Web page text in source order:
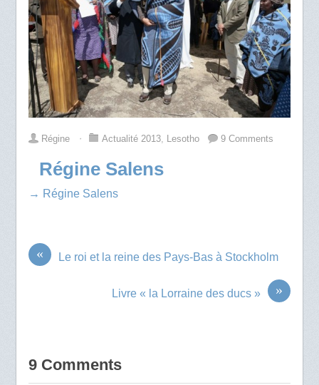
Régine ⋅ Actualité 2013, Lesotho 9 Comments
Régine Salens
→ Régine Salens
« Le roi et la reine des Pays-Bas à Stockholm
»
Livre « la Lorraine des ducs »
9 Comments